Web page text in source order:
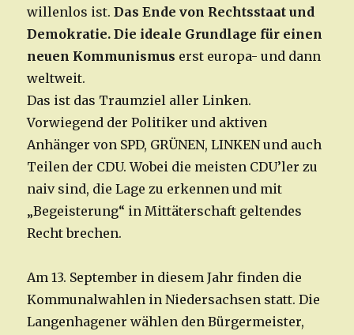
willenlos ist.Das Ende von Rechtsstaat und
Demokratie. Die ideale Grundlage für einen
neuen Kommunismus erst europa- und dann
weltweit.
Das ist das Traumziel aller Linken.
Vorwiegend der Politiker und aktiven
Anhänger von SPD, GRÜNEN, LINKEN und auch
Teilen der CDU. Wobei die meisten CDU’ler zu
naiv sind, die Lage zu erkennen und mit
„Begeisterung“ in Mittäterschaft geltendes
Recht brechen.
Am 13. September in diesem Jahr finden die
Kommunalwahlen in Niedersachsen statt. Die
Langenhagener wählen den Bürgermeister,